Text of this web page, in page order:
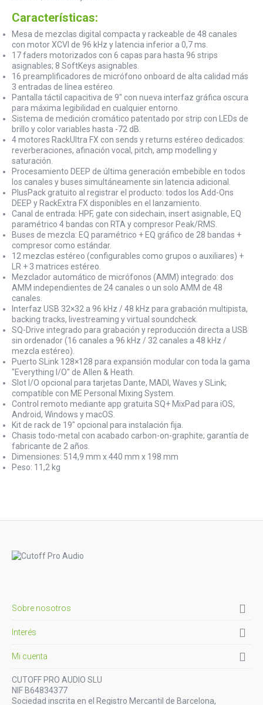
Características:
Mesa de mezclas digital compacta y rackeable de 48 canales
con motor XCVI de 96 kHz y latencia inferior a 0,7 ms.
17 faders motorizados con 6 capas para hasta 96 strips
asignables; 8 SoftKeys asignables.
16 preamplificadores de micrófono onboard de alta calidad más
3 entradas de línea estéreo.
Pantalla táctil capacitiva de 9" con nueva interfaz gráfica oscura
para máxima legibilidad en cualquier entorno.
Sistema de medición cromático patentado por strip con LEDs de
brillo y color variables hasta -72 dB.
4 motores RackUltra FX con sends y returns estéreo dedicados:
reverberaciones, afinación vocal, pitch, amp modelling y
saturación.
Procesamiento DEEP de última generación embebible en todos
los canales y buses simultáneamente sin latencia adicional.
PlusPack gratuito al registrar el producto: todos los Add-Ons
DEEP y RackExtra FX disponibles en el lanzamiento.
Canal de entrada: HPF, gate con sidechain, insert asignable, EQ
paramétrico 4 bandas con RTA y compresor Peak/RMS.
Buses de mezcla: EQ paramétrico + EQ gráfico de 28 bandas +
compresor como estándar.
12 mezclas estéreo (configurables como grupos o auxiliares) +
LR + 3 matrices estéreo.
Mezclador automático de micrófonos (AMM) integrado: dos
AMM independientes de 24 canales o un solo AMM de 48
canales.
Interfaz USB 32×32 a 96 kHz / 48 kHz para grabación multipista,
backing tracks, livestreaming y virtual soundcheck.
SQ-Drive integrado para grabación y reproducción directa a USB
sin ordenador (16 canales a 96 kHz / 32 canales a 48 kHz /
mezcla estéreo).
Puerto SLink 128×128 para expansión modular con toda la gama
"Everything I/O" de Allen & Heath.
Slot I/O opcional para tarjetas Dante, MADI, Waves y SLink;
compatible con ME Personal Mixing System.
Control remoto mediante app gratuita SQ+ MixPad para iOS,
Android, Windows y macOS.
Kit de rack de 19" opcional para instalación fija.
Chasis todo-metal con acabado carbon-on-graphite; garantía de
fabricante de 2 años.
Dimensiones: 514,9 mm x 440 mm x 198 mm
Peso: 11,2 kg
Sobre nosotros 
Interés 
Mi cuenta 
CUTOFF PRO AUDIO SLU
NIF B64834377
Sociedad inscrita en el Registro Mercantil de Barcelona,